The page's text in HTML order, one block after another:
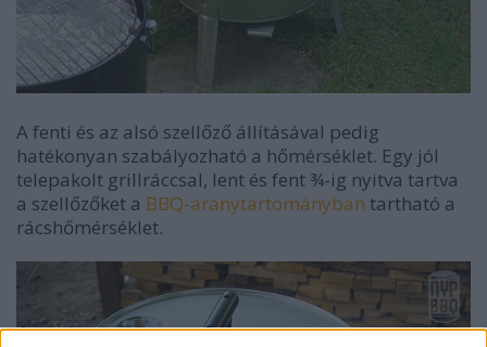
A fenti és az alsó szellőző állításával pedig
hatékonyan szabályozható a hőmérséklet. Egy jól
telepakolt grillráccsal, lent és fent ¾-ig nyitva tartva
a szellőzőket a BBQ-aranytartományban tartható a
rácshőmérséklet.